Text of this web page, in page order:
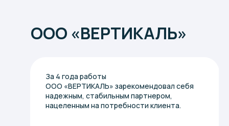
ООО «ВЕРТИКАЛЬ»
За 4 года работы
ООО «ВЕРТИКАЛЬ» зарекомендовал себя
надежным, стабильным партнером,
нацеленным на потребности клиента.